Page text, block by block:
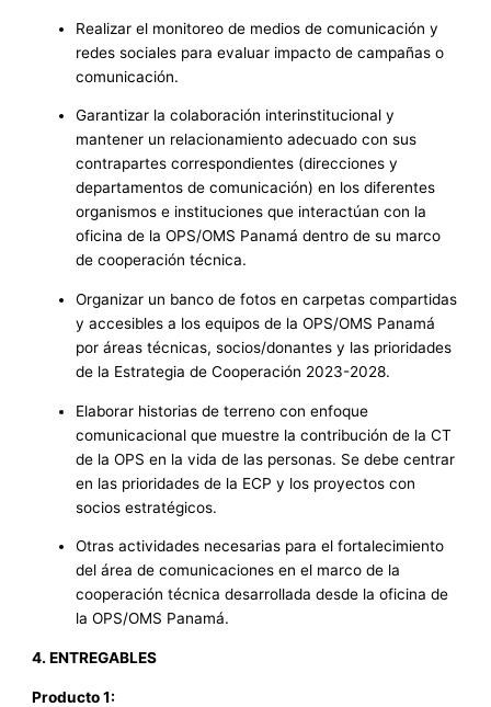
Realizar el monitoreo de medios de comunicación y
redes sociales para evaluar impacto de campañas o
comunicación.
Garantizar la colaboración interinstitucional y
mantener un relacionamiento adecuado con sus
contrapartes correspondientes (direcciones y
departamentos de comunicación) en los diferentes
organismos e instituciones que interactúan con la
oficina de la OPS/OMS Panamá dentro de su marco
de cooperación técnica.
Organizar un banco de fotos en carpetas compartidas
y accesibles a los equipos de la OPS/OMS Panamá
por áreas técnicas, socios/donantes y las prioridades
de la Estrategia de Cooperación 2023-2028.
Elaborar historias de terreno con enfoque
comunicacional que muestre la contribución de la CT
de la OPS en la vida de las personas. Se debe centrar
en las prioridades de la ECP y los proyectos con
socios estratégicos.
Otras actividades necesarias para el fortalecimiento
del área de comunicaciones en el marco de la
cooperación técnica desarrollada desde la oficina de
la OPS/OMS Panamá.
4. ENTREGABLES
Producto 1: